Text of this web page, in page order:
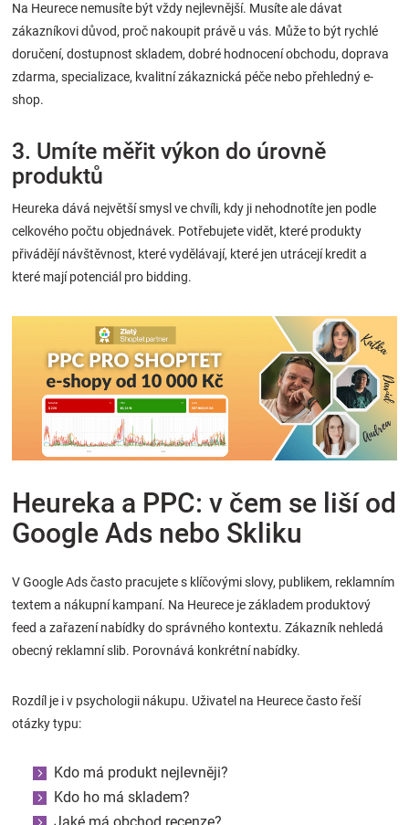
Na Heurece nemusíte být vždy nejlevnější. Musíte ale dávat
zákazníkovi důvod, proč nakoupit právě u vás. Může to být rychlé
doručení, dostupnost skladem, dobré hodnocení obchodu, doprava
zdarma, specializace, kvalitní zákaznická péče nebo přehledný e-
shop.
3. Umíte měřit výkon do úrovně
produktů
Heureka dává největší smysl ve chvíli, kdy ji nehodnotíte jen podle
celkového počtu objednávek. Potřebujete vidět, které produkty
přivádějí návštěvnost, které vydělávají, které jen utrácejí kredit a
které mají potenciál pro bidding.
Heureka a PPC: v čem se liší od
Google Ads nebo Skliku
V Google Ads často pracujete s klíčovými slovy, publikem, reklamním
textem a nákupní kampaní. Na Heurece je základem produktový
feed a zařazení nabídky do správného kontextu. Zákazník nehledá
obecný reklamní slib. Porovnává konkrétní nabídky.
Rozdíl je i v psychologii nákupu. Uživatel na Heurece často řeší
otázky typu:
Kdo má produkt nejlevněji?
Kdo ho má skladem?